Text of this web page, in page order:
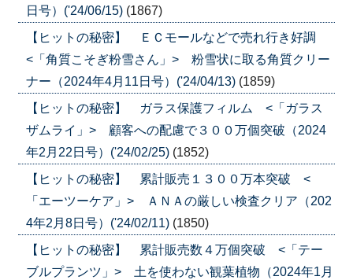
日号）('24/06/15) (1867)
【ヒットの秘密】 ＥＣモールなどで売れ行き好調
<「角質こそぎ粉雪さん」> 粉雪状に取る角質クリー
ナー（2024年4月11日号）('24/04/13) (1859)
【ヒットの秘密】 ガラス保護フィルム <「ガラス
ザムライ」> 顧客への配慮で３００万個突破（2024
年2月22日号）('24/02/25) (1852)
【ヒットの秘密】 累計販売１３００万本突破 <
「エーツーケア」> ＡＮＡの厳しい検査クリア（202
4年2月8日号）('24/02/11) (1850)
【ヒットの秘密】 累計販売数４万個突破 <「テー
ブルプランツ」> 土を使わない観葉植物（2024年1月